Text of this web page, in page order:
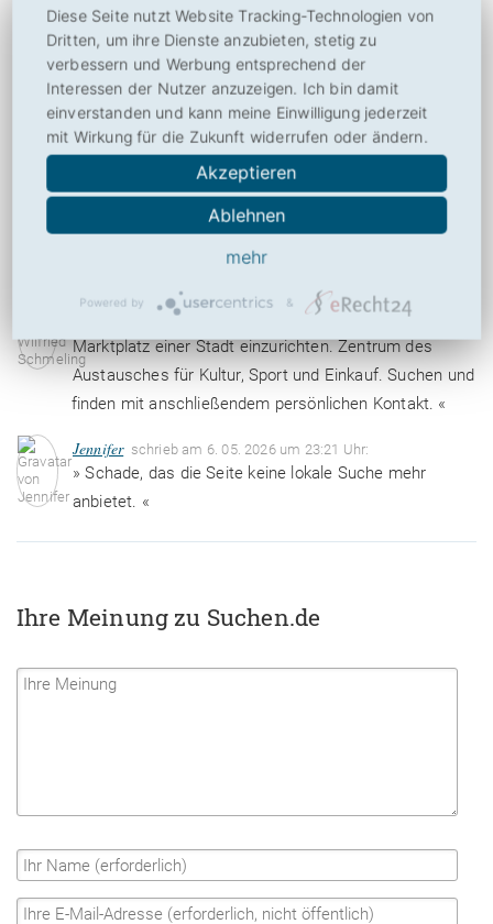
Über
Drucken
Social
2 Meinungen zu Suchen.de
Wilfried Schmeling schrieb am 7. 09. 2023 um 21:43 Uhr:
» Wäre es hilfreich lokale Suchmaschine als
Marktplatz einer Stadt einzurichten. Zentrum des
Austausches für Kultur, Sport und Einkauf. Suchen und
finden mit anschließendem persönlichen Kontakt. «
Jenniferschrieb am 6. 05. 2026 um 23:21 Uhr:
» Schade, das die Seite keine lokale Suche mehr
anbietet. «
Ihre Meinung zu Suchen.de
Diese Seite nutzt Website Tracking-Technologien von
Dritten, um ihre Dienste anzubieten, stetig zu
verbessern und Werbung entsprechend der
Interessen der Nutzer anzuzeigen. Ich bin damit
einverstanden und kann meine Einwilligung jederzeit
mit Wirkung für die Zukunft widerrufen oder ändern.
Akzeptieren
Ablehnen
mehr
Powered by &